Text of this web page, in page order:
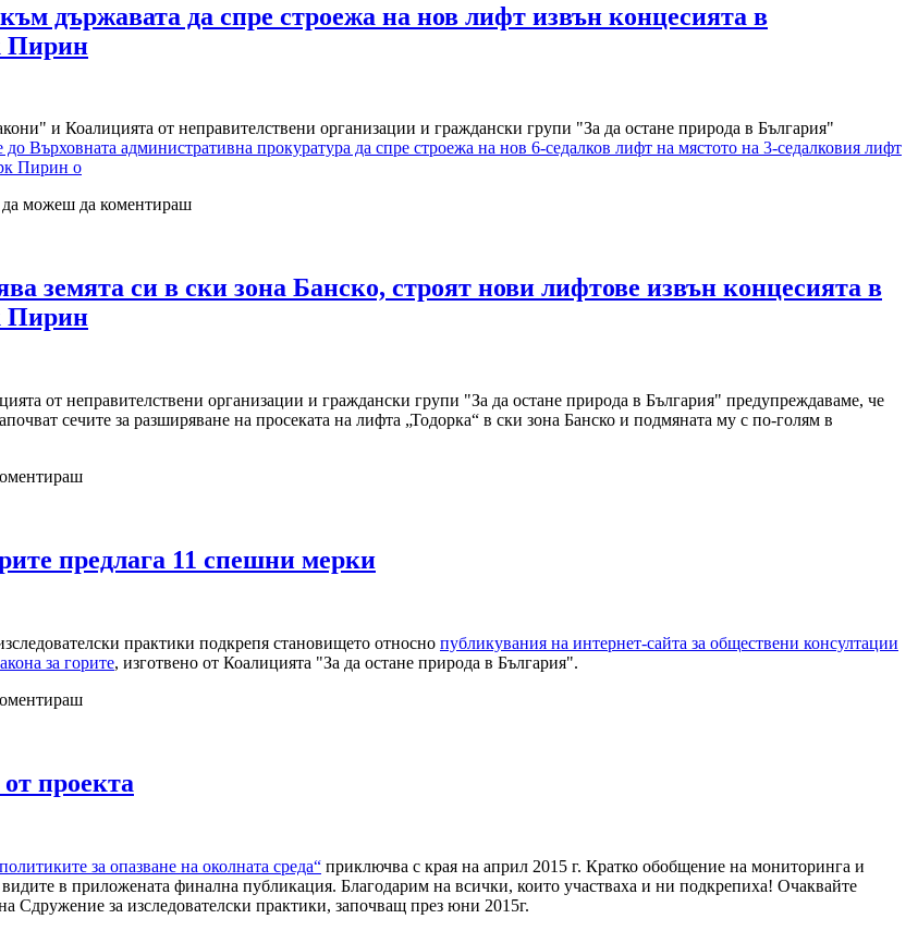
държавата да спре строежа на нов лифт извън концесията в
Пирин
и Коалицията от неправителствени организации и граждански групи "За да остане природа в България"
Върховната административна прокуратура да спре строежа на нов 6-седалков лифт на мястото на 3-седалковия лифт
Пирин о
да можеш да коментираш
земята си в ски зона Банско, строят нови лифтове извън концесията в
Пирин
от неправителствени организации и граждански групи "За да остане природа в България" предупреждаваме, че
сечите за разширяване на просеката на лифта „Тодорка“ в ски зона Банско и подмяната му с по-голям в
предлага 11 спешни мерки
практики подкрепя становището относно публикувания на интернет-сайта за обществени консултации
за горите, изготвено от Коалицията "За да остане природа в България".
проекта
за опазване на околната среда“ приключва с края на април 2015 г. Кратко обобщение на мониторинга и
в приложената финална публикация. Благодарим на всички, които участваха и ни подкрепиха! Очаквайте
за изследователски практики, започващ през юни 2015г.